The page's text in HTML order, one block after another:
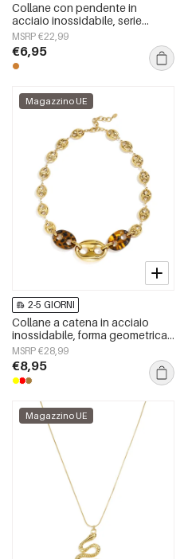
Collane con pendente in
acciaio inossidabile, serie
Flower Daily Simple, gioielli da
donna
MSRP €22,99
€6,95
Magazzino UE
2-5 GIORNI
Collane a catena in acciaio
inossidabile, forma geometrica,
semplici, serie &quot;Daily
Simple&quot;, gioielli da donna
MSRP €28,99
€8,95
Magazzino UE